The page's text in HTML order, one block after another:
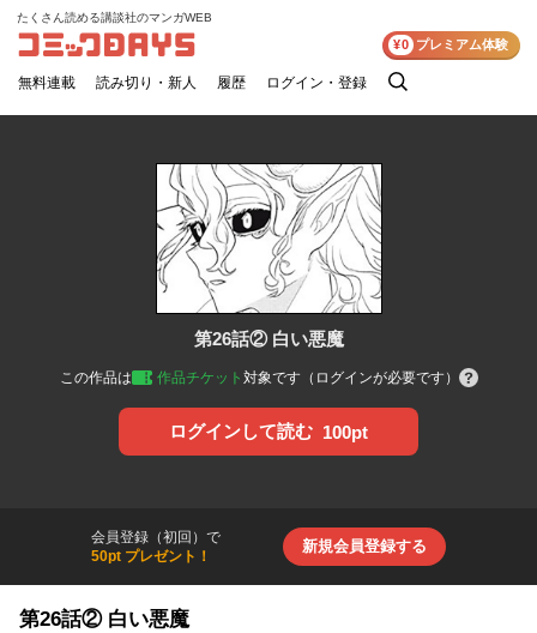
コミックDAYS
たくさん読める講談社のマンガWEB
無料連載 読み切り・新人 履歴 ログイン・登録
検
¥0 プレミアム体験
第26話② 白い悪魔
この作品は 作品チケット 対象です（ログインが必要です）
ログインして読む 100pt
会員登録（初回）で
50pt プレゼント！
新規会員登録する
第26話② 白い悪魔